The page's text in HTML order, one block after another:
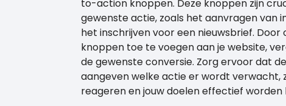
to-action knoppen. Deze knoppen zijn
gewenste actie, zoals het aanvragen van
het inschrijven voor een nieuwsbrief.
knoppen toe te voegen aan je website,
de gewenste conversie. Zorg ervoor dat
aangeven welke actie er wordt verwacht,
reageren en jouw doelen effectief worden